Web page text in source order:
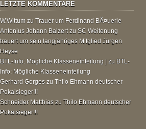
LETZTE KOMMENTARE
W.Wittum zu Trauer um Ferdinand BÃ¤uerle
Antonius Johann Balzertzu SC Weitenung
trauert um sein langjähriges Mitglied Jürgen
Heyse
BTL-Info: Mögliche Klasseneinteilung | zu BTL-
Info: Mögliche Klasseneinteilung
Gerhard Gorges zu Thilo Ehmann deutscher
Pokalsieger!!!
Schneider Matthias zu Thilo Ehmann deutscher
Pokalsieger!!!